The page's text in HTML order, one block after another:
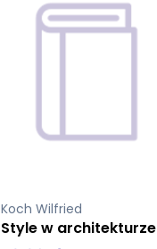
Koch Wilfried
Style w architekturze